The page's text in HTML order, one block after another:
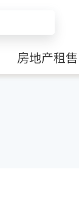
房地产租售